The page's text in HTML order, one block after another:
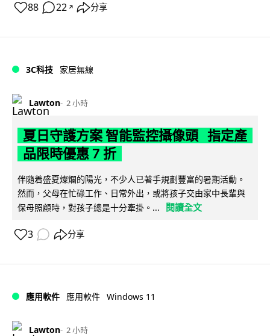
88 22 ↗ 分享
3C科技 家居無線
Lawton 2 小時
夏日守護方案 智能監控攝像頭 指定產
品限時優惠 7 折
伴隨着盛夏燦爛的陽光，不少人已著手規劃豐富的暑期活動。
然而，父母在忙碌工作、日常外出，或將孩子交由家中長輩與
保母照顧時，對孩子總是十分牽掛。...
閱讀全文
3 分享
應用軟件 應用軟件 Windows 11
Lawton 2 小時